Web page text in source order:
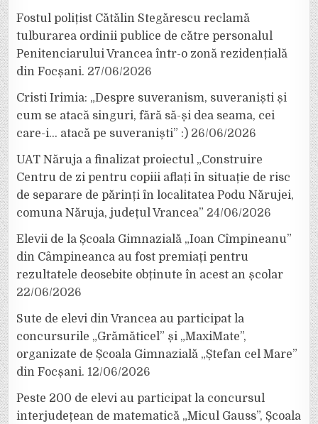
Fostul polițist Cătălin Stegărescu reclamă
tulburarea ordinii publice de către personalul
Penitenciarului Vrancea într-o zonă rezidențială
din Focșani. 27/06/2026
Cristi Irimia: „Despre suveranism, suveraniști și
cum se atacă singuri, fără să-și dea seama, cei
care-i… atacă pe suveraniști” :) 26/06/2026
UAT Năruja a finalizat proiectul „Construire
Centru de zi pentru copiii aflați în situație de risc
de separare de părinți în localitatea Podu Nărujei,
comuna Năruja, județul Vrancea” 24/06/2026
Elevii de la Școala Gimnazială „Ioan Cîmpineanu”
din Câmpineanca au fost premiați pentru
rezultatele deosebite obținute în acest an școlar
22/06/2026
Sute de elevi din Vrancea au participat la
concursurile „Grămăticel” și „MaxiMate”,
organizate de Școala Gimnazială „Ștefan cel Mare”
din Focșani. 12/06/2026
Peste 200 de elevi au participat la concursul
interjudețean de matematică „Micul Gauss”, Școala